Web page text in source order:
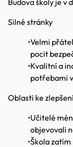
Budova školy je v
Silné stránky
•Velmi
pocit
•Kvalitní a
potřebami
Oblasti ke
•Učitelé
objevovali
•Škola